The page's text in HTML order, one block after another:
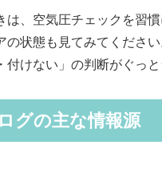
は、空気圧チェックを習
の状態も見てみてください
付けない」の判断がぐっ
グの主な情報源